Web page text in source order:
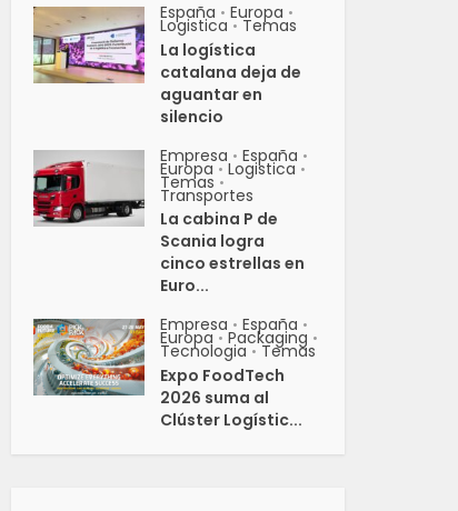
España • Europa •
Logistica • Temas
La logística
catalana deja de
aguantar en
silencio
Empresa • España •
Europa • Logistica •
Temas •
Transportes
La cabina P de
Scania logra
cinco estrellas en
Euro...
Empresa • España •
Europa • Packaging •
Tecnologia • Temas
Expo FoodTech
2026 suma al
Clúster Logístic...